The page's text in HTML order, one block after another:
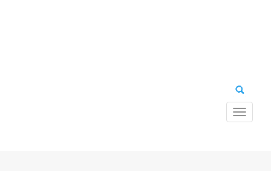
Toggle